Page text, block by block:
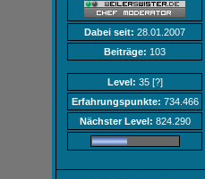
Dabei seit: 28.01.2007
Beiträge: 103
Level: 35 [?]
Erfahrungspunkte: 734.466
Nächster Level: 824.290